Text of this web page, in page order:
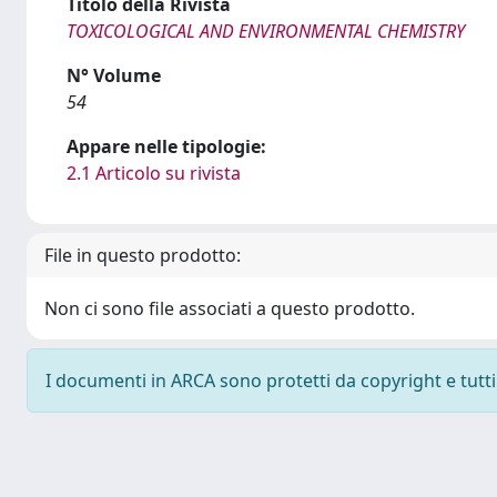
TOXICOLOGICAL AND ENVIRONMENTAL CHEMISTRY
N° Volume
54
Appare nelle tipologie:
2.1 Articolo su rivista
File in questo prodotto:
Non ci sono file associati a questo prodotto.
I documenti in ARCA sono protetti da copyright e